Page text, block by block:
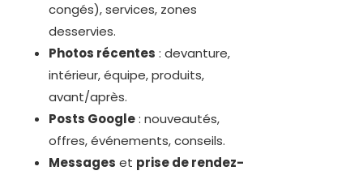
congés), services, zones
desservies.
Photos récentes : devanture,
intérieur, équipe, produits,
avant/après.
Posts Google: nouveautés,
offres, événements, conseils.
Messages et prise de rendez-